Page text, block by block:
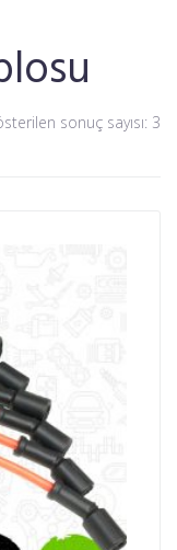
sonuç sayısı: 3